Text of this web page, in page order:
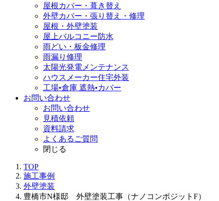
屋根カバー・葺き替え
外壁カバー・張り替え・修理
屋根・外壁塗装
屋上バルコニー防水
雨どい・板金修理
雨漏り修理
太陽光発電メンテナンス
ハウスメーカー住宅外装
工場•倉庫 遮熱•カバー
お問い合わせ
お問い合わせ
見積依頼
資料請求
よくあるご質問
閉じる
TOP
施工事例
外壁塗装
豊橋市N様邸 外壁塗装工事（ナノコンポジットF）